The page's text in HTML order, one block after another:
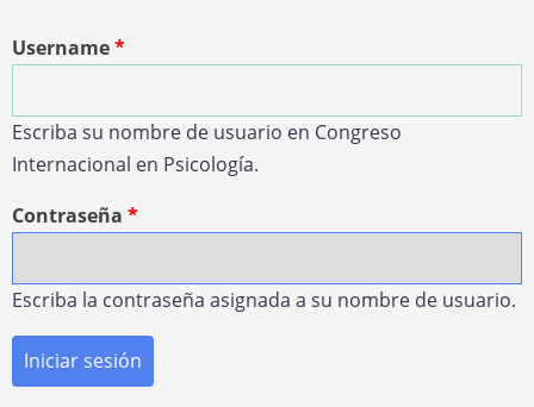
Username
Escriba su nombre de usuario en Congreso
Internacional en Psicología.
Contraseña
Escriba la contraseña asignada a su nombre de usuario.